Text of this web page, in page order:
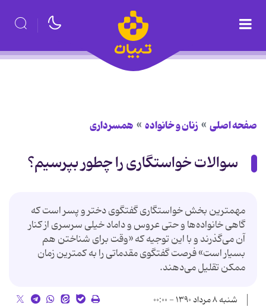
صفحه اصلی زنان و خانواده همسرداری
سوالات خواستگاری را چطور بپرسیم؟
مهمترین بخش خواستگاری گفتگوی دختر و پسر است که
گاهی خانواده‌ها و حتی عروس و داماد خیلی سرسری از کنار
آن می‌گذرند و با این توجیه ‌که «وقت برای شناختن هم
بسیار است» فرصت گفتگوی مقدماتی را به کمترین زمان
ممکن تقلیل می‌دهند.
شنبه ۸ مرداد ۱۳۹۰ - ۰۰:۰۰